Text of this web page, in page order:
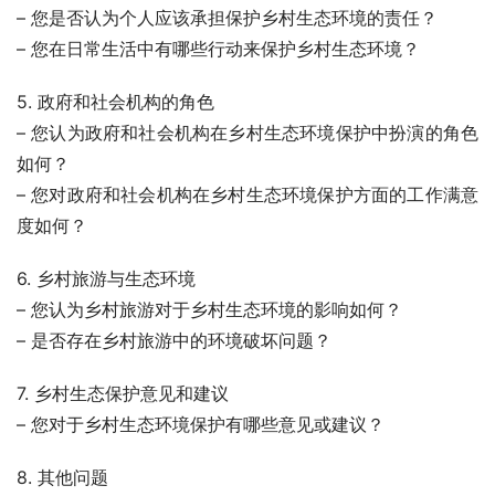
– 您是否认为个人应该承担保护乡村生态环境的责任？
– 您在日常生活中有哪些行动来保护乡村生态环境？
5. 政府和社会机构的角色
– 您认为政府和社会机构在乡村生态环境保护中扮演的角色
如何？
– 您对政府和社会机构在乡村生态环境保护方面的工作满意
度如何？
6. 乡村旅游与生态环境
– 您认为乡村旅游对于乡村生态环境的影响如何？
– 是否存在乡村旅游中的环境破坏问题？
7. 乡村生态保护意见和建议
– 您对于乡村生态环境保护有哪些意见或建议？
8. 其他问题